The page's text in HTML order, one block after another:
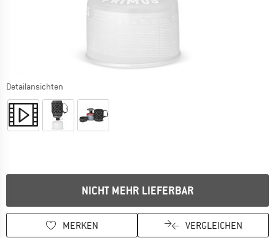
Detailansichten
NICHT MEHR LIEFERBAR
MERKEN VERGLEICHEN